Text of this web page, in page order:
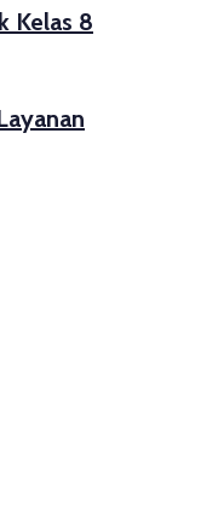
Kelas 8